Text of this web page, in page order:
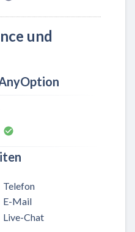
und
Telefon
E-Mail
Live-Chat